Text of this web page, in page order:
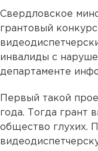
Свердловское
грантовый
инвалиды с
департаменте
Первый такой
года. Тогда грант
общество глухих.